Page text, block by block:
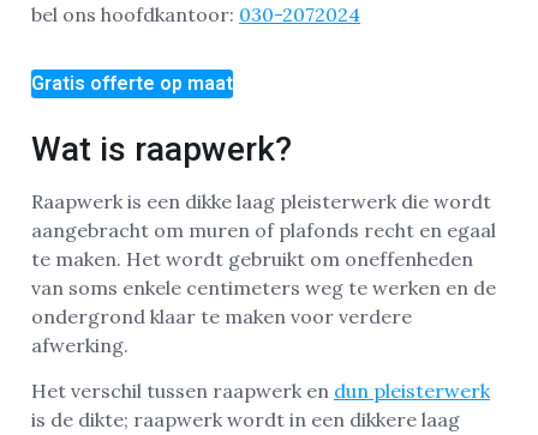
bel ons hoofdkantoor: 030-2072024
Gratis offerte op maat
Wat is raapwerk?
Raapwerk is een dikke laag pleisterwerk die wordt
aangebracht om muren of plafonds recht en egaal
te maken. Het wordt gebruikt om oneffenheden
van soms enkele centimeters weg te werken en de
ondergrond klaar te maken voor verdere
afwerking.
Het verschil tussen raapwerk en dun pleisterwerk
is de dikte; raapwerk wordt in een dikkere laag